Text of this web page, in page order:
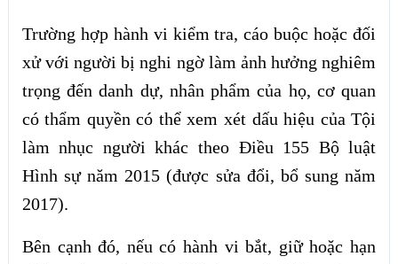
Trường hợp hành vi kiểm tra, cáo buộc hoặc đối
xử với người bị nghi ngờ làm ảnh hưởng nghiêm
trọng đến danh dự, nhân phẩm của họ, cơ quan
có thẩm quyền có thể xem xét dấu hiệu của Tội
làm nhục người khác theo Điều 155 Bộ luật
Hình sự năm 2015 (được sửa đổi, bổ sung năm
2017).
Bên cạnh đó, nếu có hành vi bắt, giữ hoặc hạn